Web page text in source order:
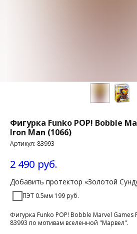
Фигурка Funko POP! Bobble
Iron Man (1066)
Артикул: 83993
2 490 руб.
Добавить протектор «Золотой
ПЭТ 0.5мм 199 руб.
Фигурка Funko POP! Bobble Marvel Games
83993 по мотивам вселенной "Марвел".